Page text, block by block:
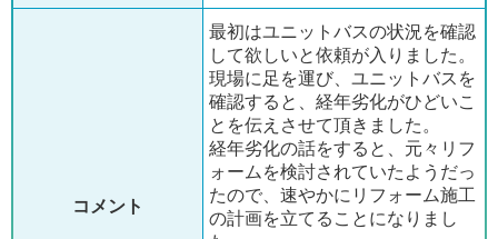
コメント
最初はユニットバスの状況を確認
して欲しいと依頼が入りました。
現場に足を運び、ユニットバスを
確認すると、経年劣化がひどいこ
とを伝えさせて頂きました。
経年劣化の話をすると、元々リフ
ォームを検討されていたようだっ
たので、速やかにリフォーム施工
の計画を立てることになりまし